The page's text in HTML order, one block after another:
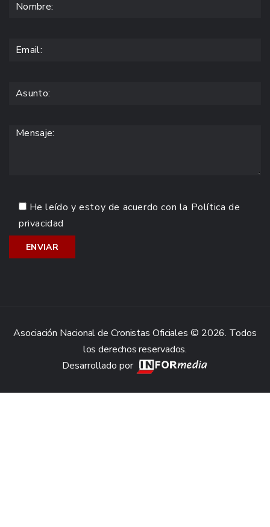
He leído y estoy de acuerdo con la Política de
privacidad
Asociación Nacional de Cronistas Oficiales © 2026. Todos
los derechos reservados.
Desarrollado por